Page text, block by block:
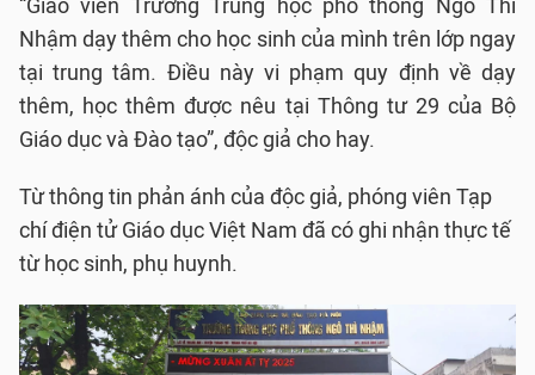
“Giáo viên Trường Trung học phổ thông Ngô Thì
Nhậm dạy thêm cho học sinh của mình trên lớp ngay
tại trung tâm. Điều này vi phạm quy định về dạy
thêm, học thêm được nêu tại Thông tư 29 của Bộ
Giáo dục và Đào tạo”, độc giả cho hay.
Từ thông tin phản ánh của độc giả, phóng viên Tạp
chí điện tử Giáo dục Việt Nam đã có ghi nhận thực tế
từ học sinh, phụ huynh.